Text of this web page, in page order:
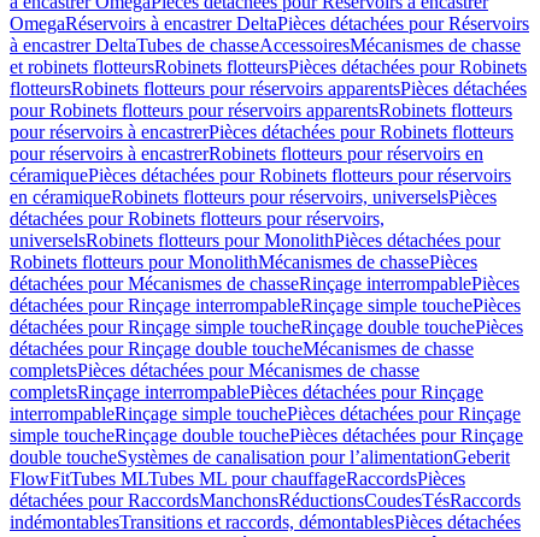
OmegaRéservoirs à encastrer DeltaPièces détachées pour Réservoirs
à encastrer DeltaTubes de chasseAccessoiresMécanismes de chasse
et robinets flotteursRobinets flotteursPièces détachées pour Robinets
flotteursRobinets flotteurs pour réservoirs apparentsPièces détachées
pour Robinets flotteurs pour réservoirs apparentsRobinets flotteurs
pour réservoirs à encastrerPièces détachées pour Robinets flotteurs
pour réservoirs à encastrerRobinets flotteurs pour réservoirs en
céramiquePièces détachées pour Robinets flotteurs pour réservoirs
en céramiqueRobinets flotteurs pour réservoirs, universelsPièces
détachées pour Robinets flotteurs pour réservoirs,
universelsRobinets flotteurs pour MonolithPièces détachées pour
Robinets flotteurs pour MonolithMécanismes de chassePièces
détachées pour Mécanismes de chasseRinçage interrompablePièces
détachées pour Rinçage interrompableRinçage simple touchePièces
détachées pour Rinçage simple toucheRinçage double touchePièces
détachées pour Rinçage double toucheMécanismes de chasse
completsPièces détachées pour Mécanismes de chasse
completsRinçage interrompablePièces détachées pour Rinçage
interrompableRinçage simple touchePièces détachées pour Rinçage
simple toucheRinçage double touchePièces détachées pour Rinçage
double toucheSystèmes de canalisation pour l’alimentationGeberit
FlowFitTubes MLTubes ML pour chauffageRaccordsPièces
détachées pour RaccordsManchonsRéductionsCoudesTésRaccords
indémontablesTransitions et raccords, démontablesPièces détachées